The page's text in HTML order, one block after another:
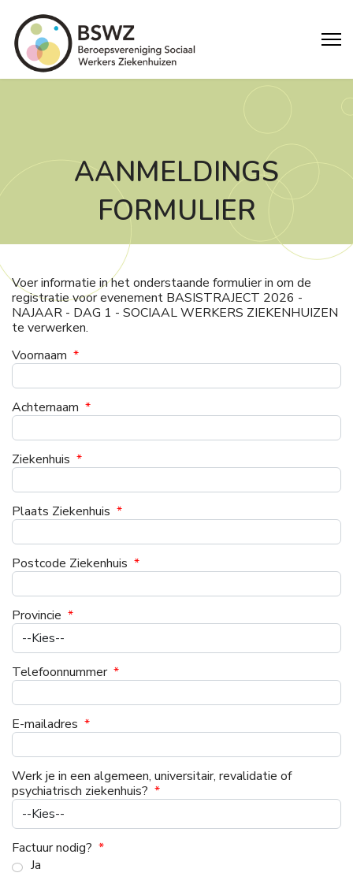
AANMELDINGS
FORMULIER
Voer informatie in het onderstaande formulier in om de
registratie voor evenement BASISTRAJECT 2026 -
NAJAAR - DAG 1 - SOCIAAL WERKERS ZIEKENHUIZEN
te verwerken.
Voornaam *
Achternaam *
Ziekenhuis *
Plaats Ziekenhuis *
Postcode Ziekenhuis *
Provincie *
Telefoonnummer *
E-mailadres *
Werk je in een algemeen, universitair, revalidatie of
psychiatrisch ziekenhuis? *
Factuur nodig? *
Ja